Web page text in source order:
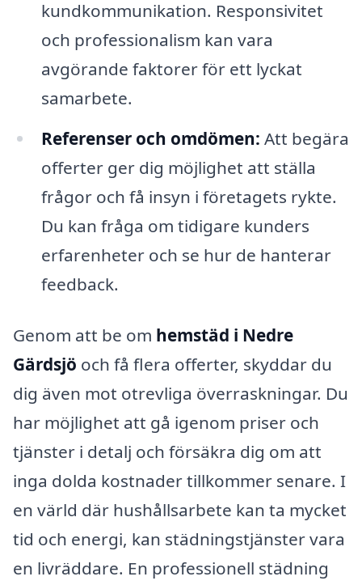
kundkommunikation. Responsivitet
och professionalism kan vara
avgörande faktorer för ett lyckat
samarbete.
Referenser och omdömen: Att begära
offerter ger dig möjlighet att ställa
frågor och få insyn i företagets rykte.
Du kan fråga om tidigare kunders
erfarenheter och se hur de hanterar
feedback.
Genom att be om hemstäd i Nedre
Gärdsjö och få flera offerter, skyddar du
dig även mot otrevliga överraskningar. Du
har möjlighet att gå igenom priser och
tjänster i detalj och försäkra dig om att
inga dolda kostnader tillkommer senare. I
en värld där hushållsarbete kan ta mycket
tid och energi, kan städningstjänster vara
en livräddare. En professionell städning